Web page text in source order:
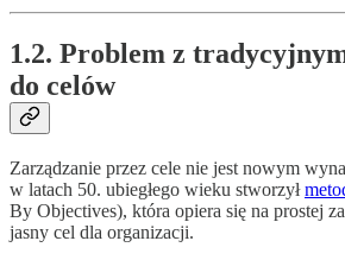
1.2. Problem z
do celów
Zarządzanie przez cele nie jest nowym
w latach 50. ubiegłego wieku stworzył
By Objectives), która opiera się na prostej
jasny cel dla organizacji.